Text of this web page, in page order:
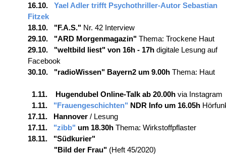
16.10.
Yael Adler trifft Psychothriller-Autor Sebastian
Fitzek
18.10. "F.A.S."Nr. 42 Interview
29.10. "ARD Morgenmagazin" Thema: Trockene Haut
29.10. "weltbild liest" von 16h - 17h digitale Lesung auf
Facebook
30.10. "radioWissen" Bayern2 um 9.00h Thema: Haut
1.11. Hugendubel Online-Talk ab 20.00hvia Instagram
1.11. "Frauengeschichten" NDR Info um 16.05h
17.11. Hannover / Lesung
17.11.
"zibb" um 18.30hThema: Wirkstoffpflaster
18.11. "Südkurier"
"Bild der Frau"(Heft 45/2020)